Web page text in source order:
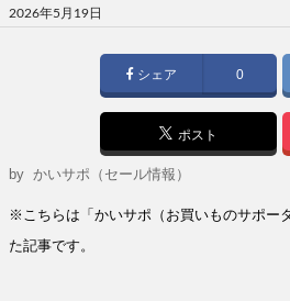
投
稿
2026年5月19日
シェア 0
ポスト
byかいサポ（セール情報）
※こちらは「かいサポ（お買いものサポー
た記事です。